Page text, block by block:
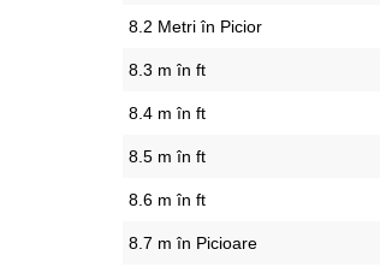
8.2 Metri în Picior
8.3 m în ft
8.4 m în ft
8.5 m în ft
8.6 m în ft
8.7 m în Picioare